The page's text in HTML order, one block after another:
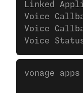
Linked
Voice
Voice
Voice
vonage